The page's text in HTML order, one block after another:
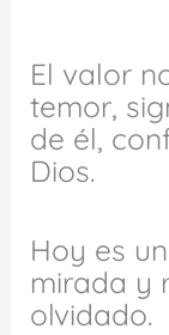
El valor
temor,
de él,
Dios.
Hoy es
mirada y
olvidado.